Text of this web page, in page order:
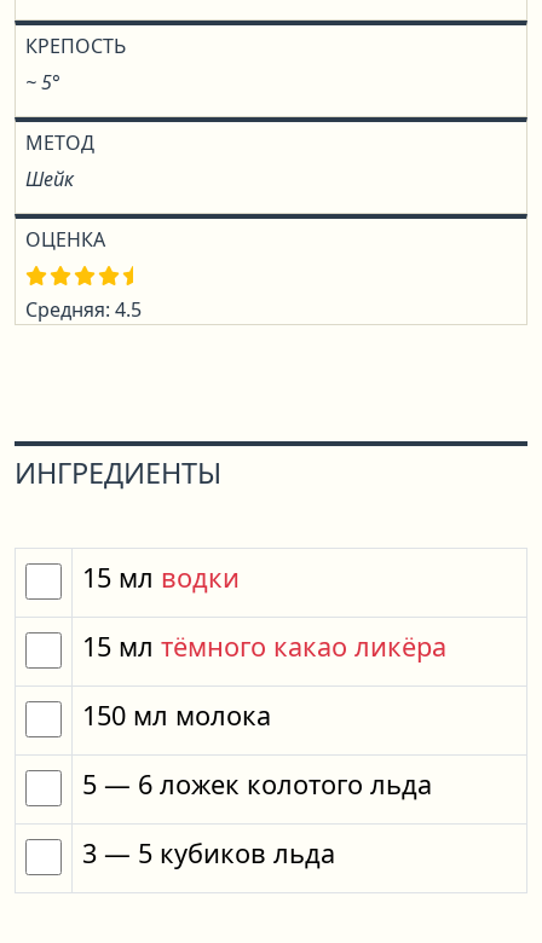
КРЕПОСТЬ
~ 5°
МЕТОД
Шейк
ОЦЕНКА
Средняя: 4.5
ИНГРЕДИЕНТЫ
15 мл водки
15 мл тёмного какао ликёра
150 мл молока
5 — 6 ложек колотого льда
3 — 5 кубиков льда